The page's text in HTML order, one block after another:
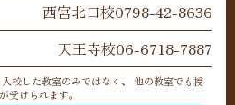
西宮北口校0798-42-8636
天王寺校06-6718-7887
校した教室のみではなく、 他の教室でも授
受けられます。